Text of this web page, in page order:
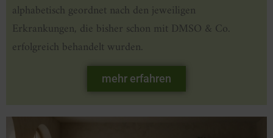
alphabetisch geordnet nach den jeweiligen
Erkrankungen, die bisher schon mit DMSO & Co.
erfolgreich behandelt wur­den.
mehr erfahren